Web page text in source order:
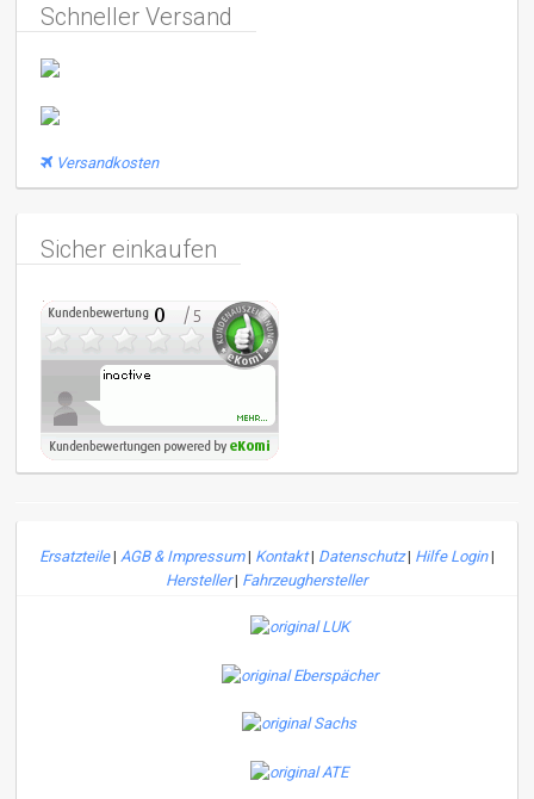
Schneller Versand
Versandkosten
Sicher einkaufen
Ersatzteile| AGB & Impressum| Kontakt| Datenschutz| Hilfe Login|
Hersteller| Fahrzeughersteller